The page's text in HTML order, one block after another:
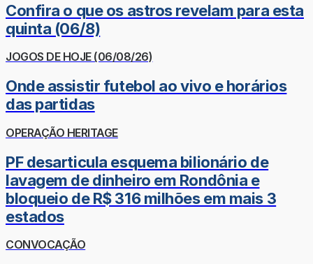
Confira o que os astros revelam para esta
quinta (06/8)
JOGOS DE HOJE (06/08/26)
Onde assistir futebol ao vivo e horários
das partidas
OPERAÇÃO HERITAGE
PF desarticula esquema bilionário de
lavagem de dinheiro em Rondônia e
bloqueio de R$ 316 milhões em mais 3
estados
CONVOCAÇÃO